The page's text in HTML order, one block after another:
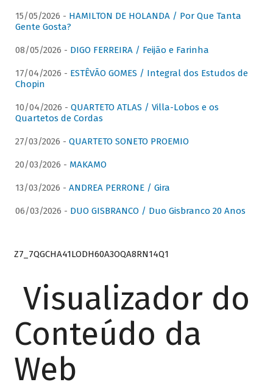
15/05/2026 - HAMILTON DE HOLANDA / Por Que Tanta
Gente Gosta?
08/05/2026 - DIGO FERREIRA / Feijão e Farinha
17/04/2026 - ESTÊVÃO GOMES / Integral dos Estudos de
Chopin
10/04/2026 - QUARTETO ATLAS / Villa-Lobos e os
Quartetos de Cordas
27/03/2026 - QUARTETO SONETO PROEMIO
20/03/2026 - MAKAMO
13/03/2026 - ANDREA PERRONE / Gira
06/03/2026 - DUO GISBRANCO / Duo Gisbranco 20 Anos
Z7_7QGCHA41LODH60A3OQA8RN14Q1
Visualizador do
Conteúdo da
Web